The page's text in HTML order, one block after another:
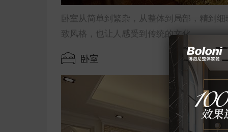
卧室从简单到繁杂，从整体到局部，精到
致风格，也让人感受到传统的文化。
卧室